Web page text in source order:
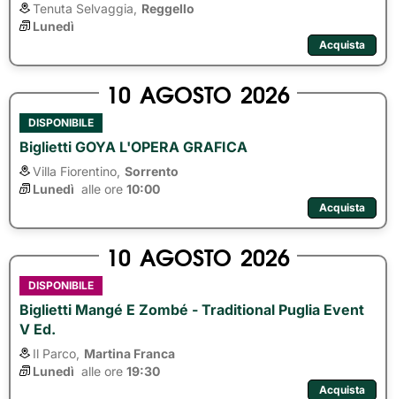
Tenuta Selvaggia,
Reggello
Lunedì
Acquista
10 AGOSTO 2026
DISPONIBILE
Biglietti GOYA L'OPERA GRAFICA
Villa Fiorentino, Sorrento
Lunedì alle ore 10:00
Acquista
10 AGOSTO 2026
DISPONIBILE
Biglietti Mangé E Zombé - Traditional Puglia Event
V Ed.
Il Parco, Martina Franca
Lunedì alle ore 19:30
Acquista